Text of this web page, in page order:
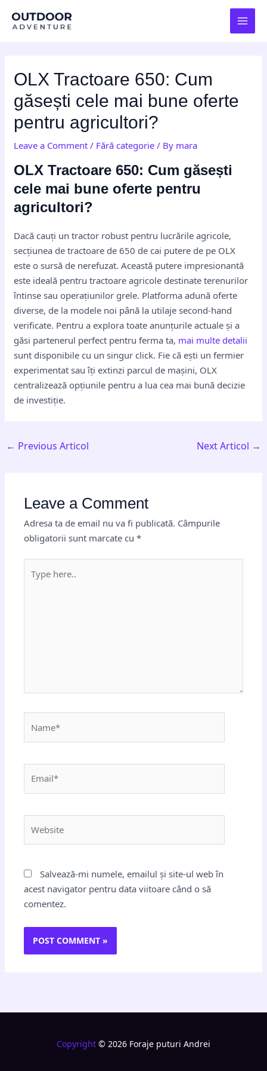
OLX Tractoare 650: Cum
găsești cele mai bune oferte
pentru agricultori?
Leave a Comment / Fără categorie / By mara
OLX Tractoare 650: Cum găsești
cele mai bune oferte pentru
agricultori?
Dacă cauți un tractor robust pentru lucrările agricole,
secțiunea de tractoare de 650 de cai putere de pe OLX
este o sursă de nerefuzat. Această putere impresionantă
este ideală pentru tractoare agricole destinate terenurilor
întinse sau operațiunilor grele. Platforma adună oferte
diverse, de la modele noi până la utilaje second-hand
verificate. Pentru a explora toate anunțurile actuale și a
găsi partenerul perfect pentru ferma ta, mai multe detalii
sunt disponibile cu un singur click. Fie că ești un fermier
experimentat sau îți extinzi parcul de mașini, OLX
centralizează opțiunile pentru a lua cea mai bună decizie
de investiție.
navigation
← Previous Articol Next Articol →
Leave a Comment
Adresa ta de email nu va fi publicată. Câmpurile
obligatorii sunt marcate cu*
here..
Salvează-mi numele, emailul și site-ul web în
acest navigator pentru data viitoare când o să
comentez.
Copyright © 2026 Foraje puturi Andrei